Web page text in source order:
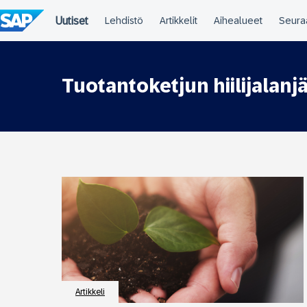
suoraan
sisältöön
Tuotantoketjun
Artikkeli